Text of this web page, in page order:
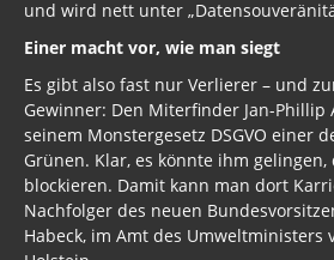
und wird nett unter
Einer macht vor, wie man siegt
Es gibt also fast nur Verlierer – und
Gewinner: Den Miterfinder Jan-
seinem Monstergesetz DSGVO einer
Grünen. Klar, es könnte ihm
blockieren. Damit kann man dort
Nachfolger des neuen
Habeck, im Amt des Umweltministers